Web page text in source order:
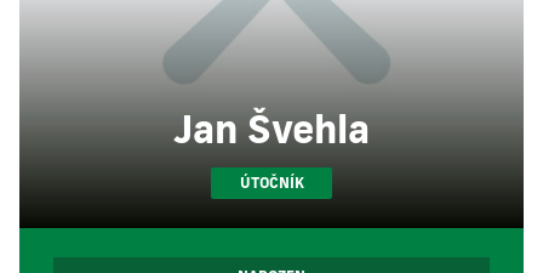
Jan Švehla
ÚTOČNÍK